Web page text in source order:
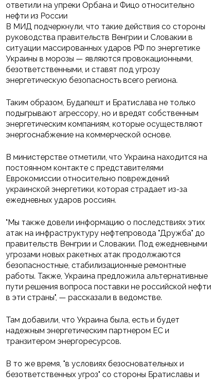
ответили на упреки Орбана и Фицо относительно
нефти из России
В МИД подчеркнули, что такие действия со стороны
руководства правительств Венгрии и Словакии в
ситуации массированных ударов РФ по энергетике
Украины в морозы — являются провокационными,
безответственными, и ставят под угрозу
энергетическую безопасность всего региона.
Таким образом, Будапешт и Братислава не только
подыгрывают агрессору, но и вредят собственным
энергетическим компаниям, которые осуществляют
энергоснабжение на коммерческой основе.
В министерстве отметили, что Украина находится на
постоянном контакте с представителями
Еврокомиссии относительно повреждений
украинской энергетики, которая страдает из-за
ежедневных ударов россиян.
"Мы также довели информацию о последствиях этих
атак на инфраструктуру нефтепровода "Дружба" до
правительств Венгрии и Словакии. Под ежедневными
угрозами новых ракетных атак продолжаются
безопасностные, стабилизационные ремонтные
работы. Также, Украина предложила альтернативные
пути решения вопроса поставки не российской нефти
в эти страны", — рассказали в ведомстве.
Там добавили, что Украина была, есть и будет
надежным энергетическим партнером ЕС и
транзитером энергоресурсов.
В то же время, "в условиях безосновательных и
безответственных угроз" со стороны Братиславы и